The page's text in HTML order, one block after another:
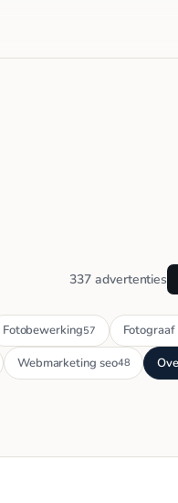
337 advertenties
Fotobewerking57
Webmarketing seo48